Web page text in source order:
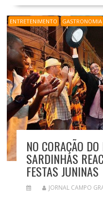
ENTRETENIMENTO GASTRONOMIA
NO CORAÇÃO
SARDINHAS
FESTAS JUNINAS
JORNAL CAMPO